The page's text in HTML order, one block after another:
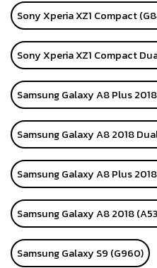
Sony Xperia XZ1 Compact
Sony Xperia XZ1 Compact
Samsung Galaxy A8 Plus
Samsung Galaxy A8 2018
Samsung Galaxy A8 Plus
Samsung Galaxy A8 2018
Samsung Galaxy S9 (G960)